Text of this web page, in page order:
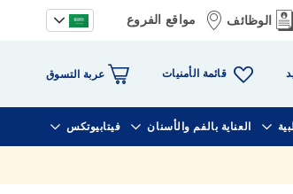
الوظائف مواقع الفروع
قائمة الأمنيات عربة التسوق
العناية بالفم والأسنان فيتابيوتكس